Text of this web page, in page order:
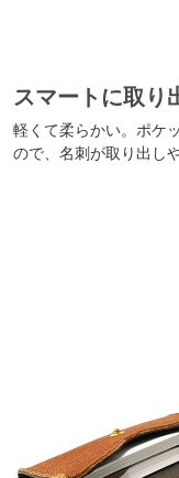
スマートに取り
軽くて柔らかい。ポケ
ので、名刺が取り出しや